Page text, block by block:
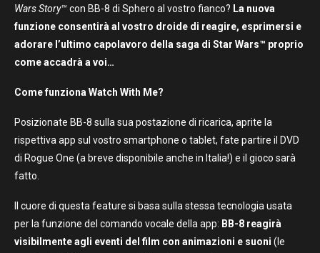
Wars Story™ con BB-8 di Sphero al vostro fianco? La nuova
funzione consentirà al vostro droide di reagire, esprimersi e
adorare l’ultimo capolavoro della saga di Star Wars™ proprio
come accadrà a voi…
Come funziona Watch With Me?
Posizionate BB-8 sulla sua postazione di ricarica, aprite la
rispettiva app sul vostro smartphone o tablet, fate partire il DVD
di Rogue One (a breve disponibile anche in Italia!) e il gioco sarà
fatto.
Il cuore di questa feature si basa sulla stessa tecnologia usata
per la funzione del comando vocale della app: BB-8 reagirà
visibilmente agli eventi del film con animazioni e suoni (le